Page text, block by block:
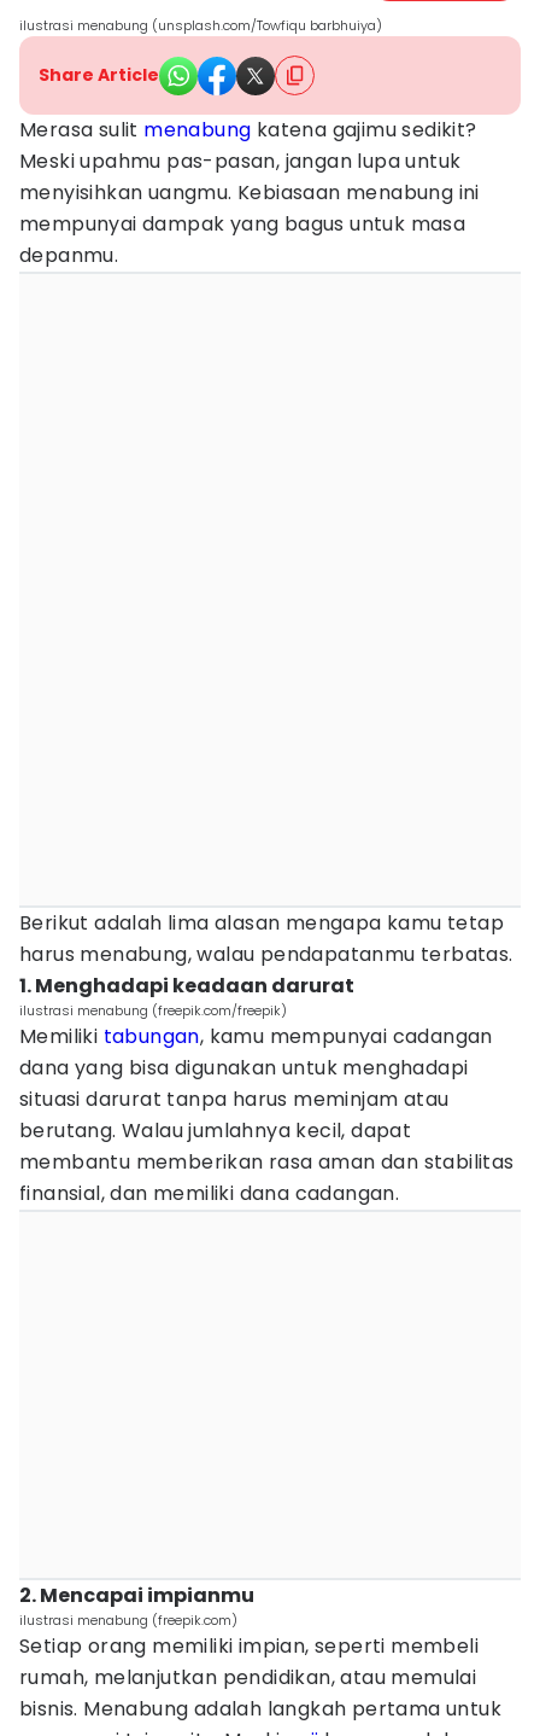
ilustrasi menabung (unsplash.com/Towfiqu barbhuiya)
Share Article
Merasa sulit menabung katena gajimu sedikit?
Meski upahmu pas-pasan, jangan lupa untuk
menyisihkan uangmu. Kebiasaan menabung ini
mempunyai dampak yang bagus untuk masa
depanmu.
Berikut adalah lima alasan mengapa kamu tetap
harus menabung, walau pendapatanmu terbatas.
1. Menghadapi keadaan darurat
ilustrasi menabung (freepik.com/freepik)
Memiliki tabungan, kamu mempunyai cadangan
dana yang bisa digunakan untuk menghadapi
situasi darurat tanpa harus meminjam atau
berutang. Walau jumlahnya kecil, dapat
membantu memberikan rasa aman dan stabilitas
finansial, dan memiliki dana cadangan.
2. Mencapai impianmu
ilustrasi menabung (freepik.com)
Setiap orang memiliki impian, seperti membeli
rumah, melanjutkan pendidikan, atau memulai
bisnis. Menabung adalah langkah pertama untuk